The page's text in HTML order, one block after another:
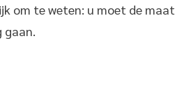
om te weten: u moet de